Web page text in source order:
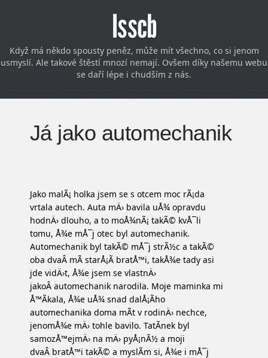
Isscb
Když má někdo spousty peněz, může mít všechno, co si jenom
usmyslí. Ale takové štěstí mnozí nemají. Ovšem díky našemu webu
se daří lépe i chudším z nás.
Já jako automechanik
Jako malÃ¡ holka jsem se s otcem moc rÃ¡da
vrtala autech. Auta mÄ› bavila uÅ¾ opravdu
hodnÄ› dlouho, a to moÅ¾nÃ¡ takÃ© kvÅ¯li
tomu, Å¾e mÅ¯j otec byl automechanik.
Automechanik byl takÃ© mÅ¯j strÃ½c a takÃ©
oba dvaÂ mÃ­ starÅ¡Ã­ bratÅ™i, takÅ¾e tady asi
jde vidÄ›t, Å¾e jsem se vlastnÄ›
jakoÂ automechanik narodila. Moje maminka mi
Å™Ã­kala, Å¾e uÅ¾ snad dalÅ¡Ã­ho
automechanika doma mÃ­t v rodinÄ› nechce,
jenomÅ¾e mÄ› tohle bavilo. TatÃ­nek byl
samozÅ™ejmÄ› na mÄ› pyÅ¡nÃ½ a moji
dvaÂ bratÅ™i takÃ© a myslÃ­m si, Å¾e i mÅ¯j